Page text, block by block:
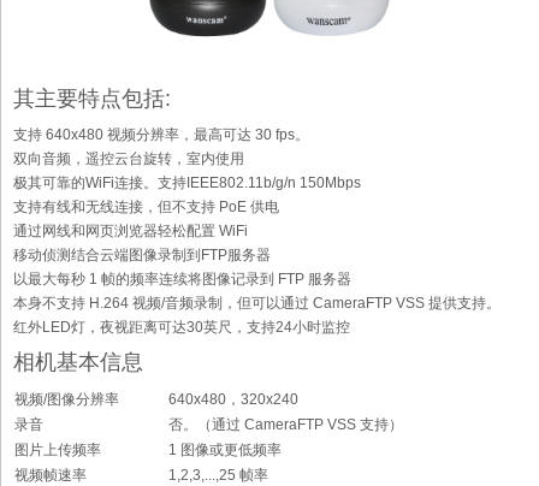
其主要特点包括:
支持 640x480 视频分辨率，最高可达 30 fps。
双向音频，遥控云台旋转，室内使用
极其可靠的WiFi连接。支持IEEE802.11b/g/n 150Mbps
支持有线和无线连接，但不支持 PoE 供电
通过网线和网页浏览器轻松配置 WiFi
移动侦测结合云端图像录制到FTP服务器
以最大每秒 1 帧的频率连续将图像记录到 FTP 服务器
本身不支持 H.264 视频/音频录制，但可以通过 CameraFTP VSS 提供支持。
红外LED灯，夜视距离可达30英尺，支持24小时监控
相机基本信息
视频/图像分辨率
640x480，320x240
录音
否。（通过 CameraFTP VSS 支持）
图片上传频率
1 图像或更低频率
视频帧速率
1,2,3,...,25 帧率